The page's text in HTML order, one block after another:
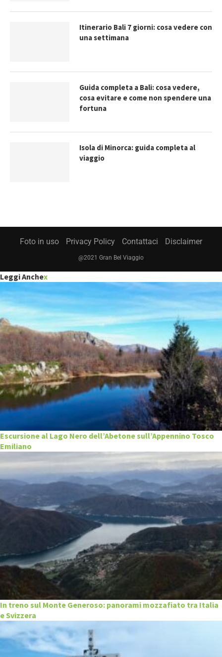
Itinerario Bali 7 giorni: cosa vedere con
una settimana
Guida completa a Bali: cosa vedere,
cosa evitare e come non spendere una
fortuna
Isola di Minorca: guida completa al
viaggio
Foto in uso Privacy Policy Contattaci Disclaimer
@2021 Gran Bel Viaggio
Leggi Anchex
Escursione al Lago Nero dell’Abetone sull’Appennino Tosco
Emiliano
In treno sul Monte Generoso: panorami mozzafiato tra Italia
e Svizzera